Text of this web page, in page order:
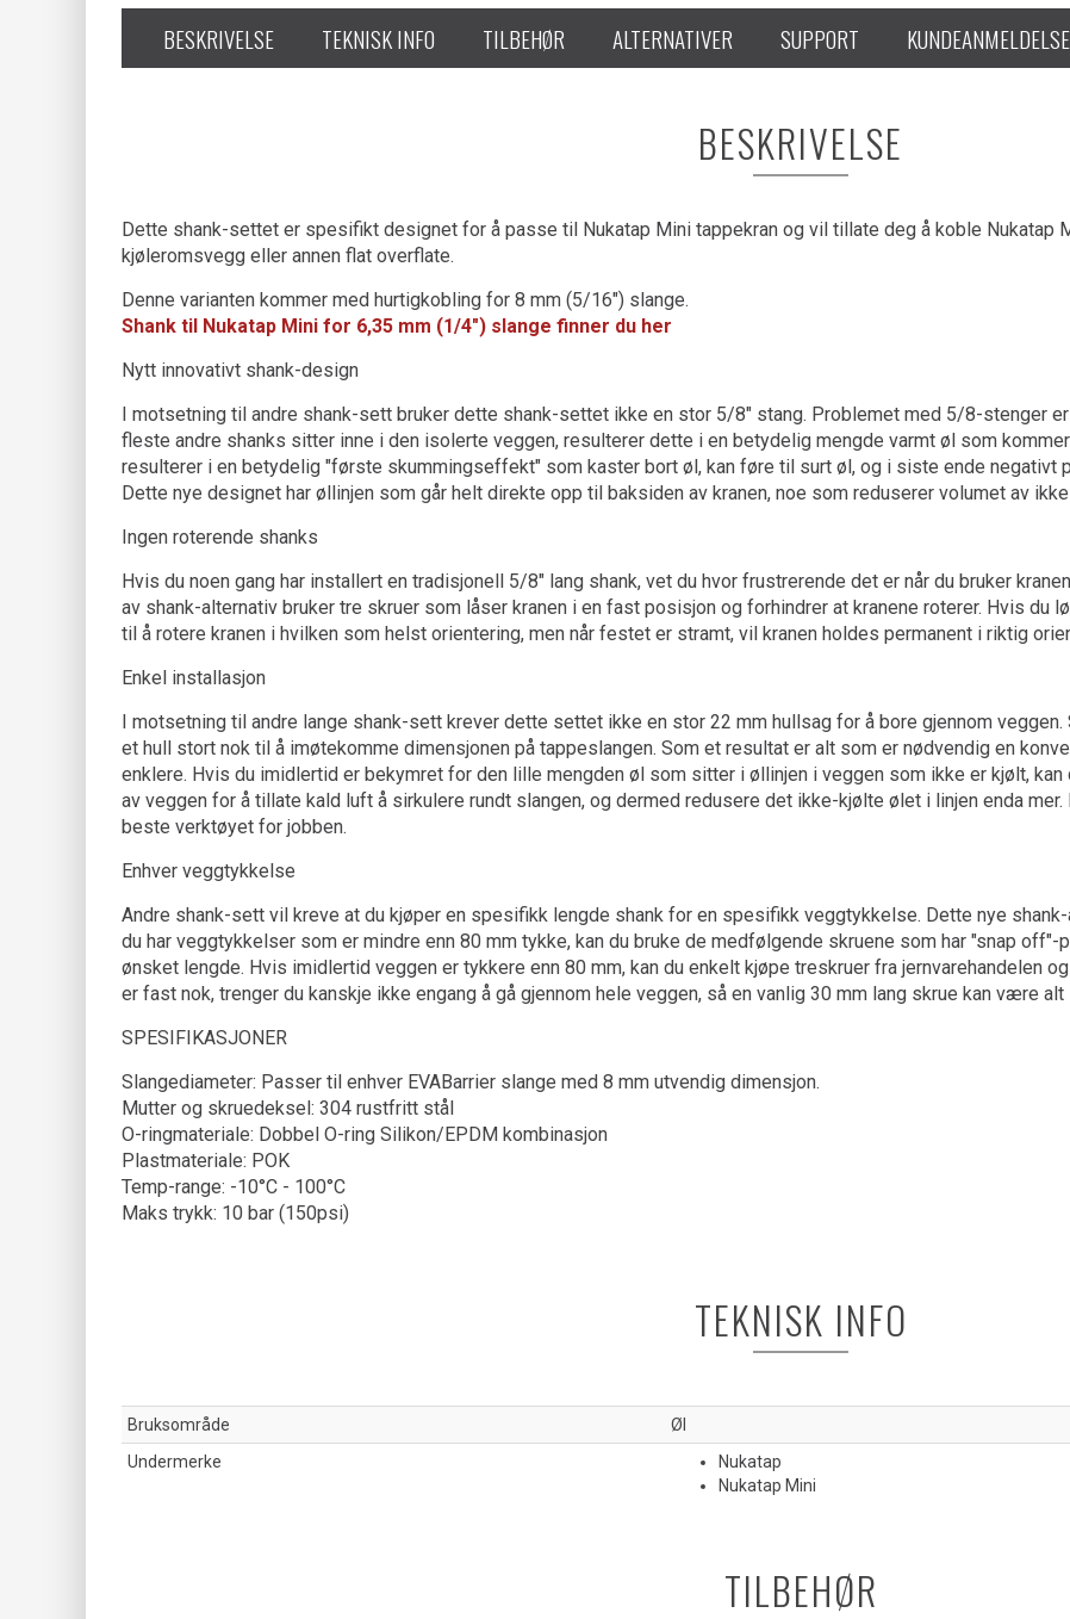
BESKRIVELSE TEKNISK INFO TILBEHØR ALTERNATIVER SUPPORT
BESKRIVELSE
Dette shank-settet er spesifikt designet for å passe til Nukatap Mini tappekran og vil tillate deg å koble Nukatap
kjøleromsvegg eller annen flat overflate.
Denne varianten kommer med hurtigkobling for 8 mm (5/16") slange.
Shank til Nukatap Mini for 6,35 mm (1/4") slange finner du her
Nytt innovativt shank-design
I motsetning til andre shank-sett bruker dette shank-settet ikke en stor 5/8" stang. Problemet med 5/8-stenger
fleste andre shanks sitter inne i den isolerte veggen, resulterer dette i en betydelig mengde varmt øl som
resulterer i en betydelig "første skummingseffekt" som kaster bort øl, kan føre til surt øl, og i siste ende negativt
Dette nye designet har øllinjen som går helt direkte opp til baksiden av kranen, noe som reduserer volumet av
Ingen roterende shanks
Hvis du noen gang har installert en tradisjonell 5/8" lang shank, vet du hvor frustrerende det er når du bruker
av shank-alternativ bruker tre skruer som låser kranen i en fast posisjon og forhindrer at kranene roterer. Hvis
til å rotere kranen i hvilken som helst orientering, men når festet er stramt, vil kranen holdes permanent i riktig
Enkel installasjon
I motsetning til andre lange shank-sett krever dette settet ikke en stor 22 mm hullsag for å bore gjennom
et hull stort nok til å imøtekomme dimensjonen på tappeslangen. Som et resultat er alt som er nødvendig en
enklere. Hvis du imidlertid er bekymret for den lille mengden øl som sitter i øllinjen i veggen som ikke er kjølt,
av veggen for å tillate kald luft å sirkulere rundt slangen, og dermed redusere det ikke-kjølte ølet i linjen enda
beste verktøyet for jobben.
Enhver veggtykkelse
Andre shank-sett vil kreve at du kjøper en spesifikk lengde shank for en spesifikk veggtykkelse. Dette nye
du har veggtykkelser som er mindre enn 80 mm tykke, kan du bruke de medfølgende skruene som har "snap
ønsket lengde. Hvis imidlertid veggen er tykkere enn 80 mm, kan du enkelt kjøpe treskruer fra jernvarehandelen
er fast nok, trenger du kanskje ikke engang å gå gjennom hele veggen, så en vanlig 30 mm lang skrue kan være
SPESIFIKASJONER
Slangediameter: Passer til enhver EVABarrier slange med 8 mm utvendig dimensjon.
Mutter og skruedeksel: 304 rustfritt stål
O-ringmateriale: Dobbel O-ring Silikon/EPDM kombinasjon
Plastmateriale: POK
Temp-range: -10°C - 100°C
Maks trykk: 10 bar (150psi)
TEKNISK INFO
Bruksområde
Øl
Undermerke
Nukatap
Nukatap Mini
TILBEHØR